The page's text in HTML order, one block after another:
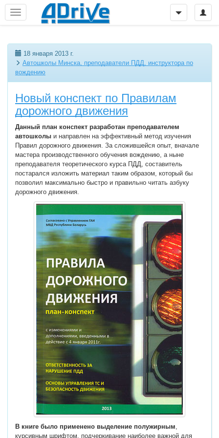
18 января 2013 г.
Автошколы Минска, преподаватели ПДД, инструктора по
вождению
Новый конспект по Правилам
дорожного движения
Данный план конспект разработан преподавателем
автошколы и направлен на эффективный метод изучения
Правил дорожного движения. За сложившейся опыт, вначале
мастера производственного обучения вождению, а ныне
преподавателя теоретического курса ПДД, составитель
постарался изложить материал таким образом, который бы
позволил максимально быстро и правильно читать азбуку
дорожного движения.
В книге было применено выделение полужирным,
курсивным шрифтом, подчеркивание наиболее важной для